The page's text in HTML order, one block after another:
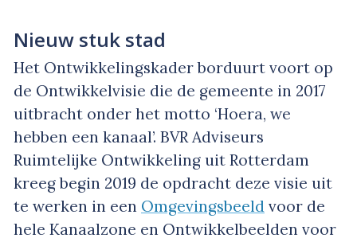
Nieuw stuk stad
Het Ontwikkelingskader borduurt voort op
de Ontwikkelvisie die de gemeente in 2017
uitbracht onder het motto ‘Hoera, we
hebben een kanaal’. BVR Adviseurs
Ruimtelijke Ontwikkeling uit Rotterdam
kreeg begin 2019 de opdracht deze visie uit
te werken in een Omgevingsbeeld voor de
hele Kanaalzone en Ontwikkelbeelden voor